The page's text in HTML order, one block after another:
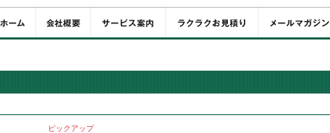
ピックアップ